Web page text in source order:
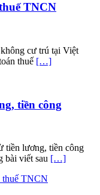
TNCN
cư trú tại Việt
thuế […]
tiền công
tiền lương, tiền công
bài viết sau […]